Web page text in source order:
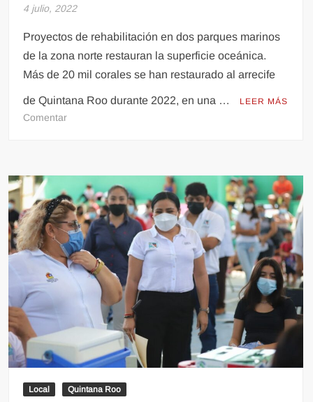
4 julio, 2022
Proyectos de rehabilitación en dos parques marinos
de la zona norte restauran la superficie oceánica.
Más de 20 mil corales se han restaurado al arrecife
de Quintana Roo durante 2022, en una … LEER MÁS
Comentaren
de
20
mil
corales
del
Caribe
mexicano
Local Quintana Roo